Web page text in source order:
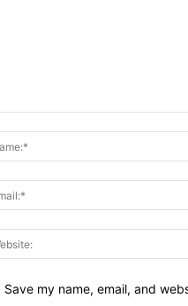
Save my name, email, and